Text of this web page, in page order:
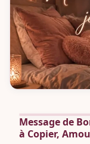
Message de
à Copier,